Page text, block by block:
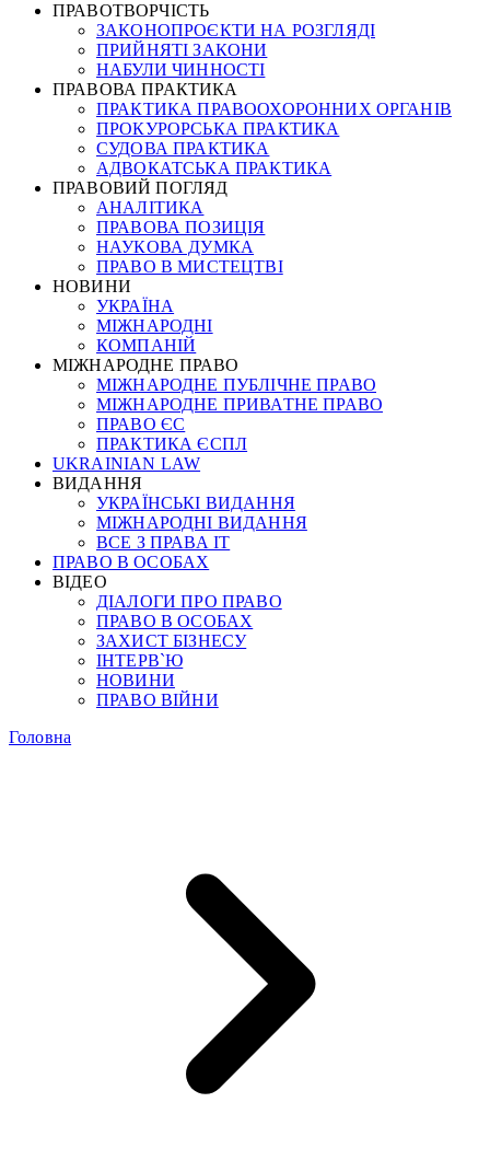
ПРАВОТВОРЧІСТЬ
ЗАКОНОПРОЄКТИ НА РОЗГЛЯДІ
ПРИЙНЯТІ ЗАКОНИ
НАБУЛИ ЧИННОСТІ
ПРАВОВА ПРАКТИКА
ПРАКТИКА ПРАВООХОРОННИХ ОРГАНІВ
ПРОКУРОРСЬКА ПРАКТИКА
СУДОВА ПРАКТИКА
АДВОКАТСЬКА ПРАКТИКА
ПРАВОВИЙ ПОГЛЯД
АНАЛІТИКА
ПРАВОВА ПОЗИЦІЯ
НАУКОВА ДУМКА
ПРАВО В МИСТЕЦТВІ
НОВИНИ
УКРАЇНА
МІЖНАРОДНІ
КОМПАНІЙ
МІЖНАРОДНЕ ПРАВО
МІЖНАРОДНЕ ПУБЛІЧНЕ ПРАВО
МІЖНАРОДНЕ ПРИВАТНЕ ПРАВО
ПРАВО ЄС
ПРАКТИКА ЄСПЛ
UKRAINIAN LAW
ВИДАННЯ
УКРАЇНСЬКІ ВИДАННЯ
МІЖНАРОДНІ ВИДАННЯ
ВСЕ З ПРАВА ІТ
ПРАВО В ОСОБАХ
ВІДЕО
ДІАЛОГИ ПРО ПРАВО
ПРАВО В ОСОБАХ
ЗАХИСТ БІЗНЕСУ
ІНТЕРВ`Ю
НОВИНИ
ПРАВО ВІЙНИ
Головна